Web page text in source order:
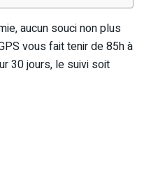
aucun souci non plus
vous fait tenir de 85h à
30 jours, le suivi soit